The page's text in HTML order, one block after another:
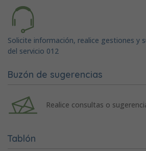
Solicite información, realice gestiones y
del servicio 012
Buzón de sugerencias
Realice consultas o
Tablón